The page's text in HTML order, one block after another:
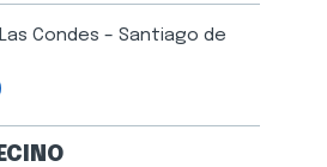
Condes – Santiago de